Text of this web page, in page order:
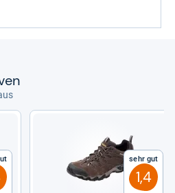
Sehr gut
1,4